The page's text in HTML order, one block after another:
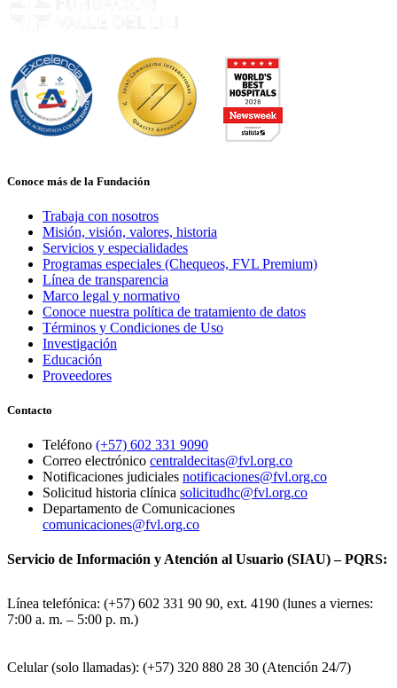
Conoce más de la Fundación
Trabaja con nosotros
Misión, visión, valores, historia
Servicios y especialidades
Programas especiales (Chequeos, FVL Premium)
Línea de transparencia
Marco legal y normativo
Conoce nuestra política de tratamiento de datos
Términos y Condiciones de Uso
Investigación
Educación
Proveedores
Contacto
Teléfono (+57) 602 331 9090
Correo electrónico centraldecitas@fvl.org.co
Notificaciones judiciales notificaciones@fvl.org.co
Solicitud historia clínica solicitudhc@fvl.org.co
Departamento de Comunicaciones
comunicaciones@fvl.org.co
Servicio de Información y Atención al Usuario (SIAU) – PQRS:
Línea telefónica: (+57) 602 331 90 90, ext. 4190 (lunes a viernes:
7:00 a. m. – 5:00 p. m.)
Celular (solo llamadas): (+57) 320 880 28 30 (Atención 24/7)